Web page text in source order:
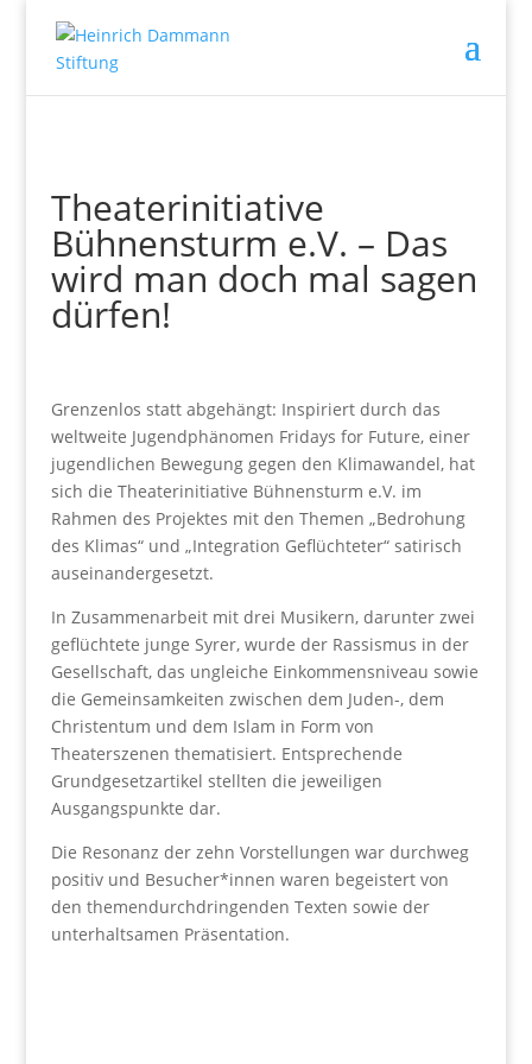
Theaterinitiative
Bühnensturm e.V. – Das
wird man doch mal sagen
dürfen!
Grenzenlos statt abgehängt: Inspiriert durch das
weltweite Jugendphänomen Fridays for Future, einer
jugendlichen Bewegung gegen den Klimawandel, hat
sich die Theaterinitiative Bühnensturm e.V. im
Rahmen des Projektes mit den Themen „Bedrohung
des Klimas“ und „Integration Geflüchteter“ satirisch
auseinandergesetzt.
In Zusammenarbeit mit drei Musikern, darunter zwei
geflüchtete junge Syrer, wurde der Rassismus in der
Gesellschaft, das ungleiche Einkommensniveau sowie
die Gemeinsamkeiten zwischen dem Juden-, dem
Christentum und dem Islam in Form von
Theaterszenen thematisiert. Entsprechende
Grundgesetzartikel stellten die jeweiligen
Ausgangspunkte dar.
Die Resonanz der zehn Vorstellungen war durchweg
positiv und Besucher*innen waren begeistert von
den themendurchdringenden Texten sowie der
unterhaltsamen Präsentation.